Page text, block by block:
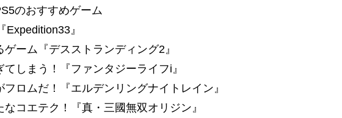
のおすすめゲーム
』
ーム『デスストランディング2』
しまう！『ファンタジーライフi』
ロムだ！『エルデンリングナイトレイン』
コエテク！『真・三國無双オリジン』